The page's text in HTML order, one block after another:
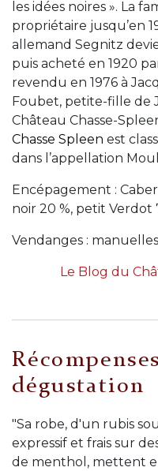
les idées noires ». La
propriétaire jusqu’en
allemand Segnitz
puis acheté en 1920
revendu en 1976 à
Foubet, petite-fille de
Château Chasse-
Chasse Spleen est
dans l’appellation
Encépagement :
noir 20 %, petit Verdot
Vendanges : manuelles
Le Blog du
dégustation
"Sa robe, d'un rubis
expressif et frais sur
de menthol, mettent